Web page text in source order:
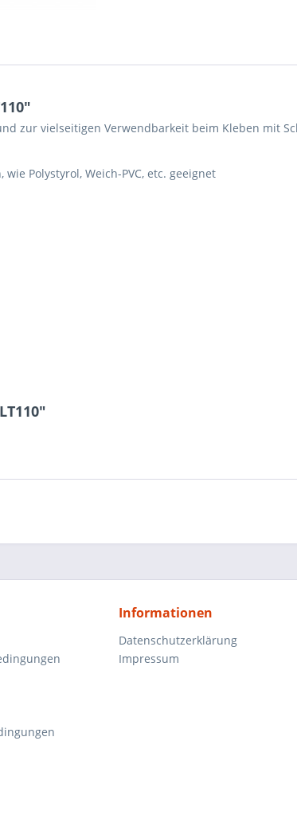
zur vielseitigen Verwendbarkeit beim Kleben mit
Polystyrol, Weich-PVC, etc. geeignet
Informationen
Datenschutzerklärung
Impressum